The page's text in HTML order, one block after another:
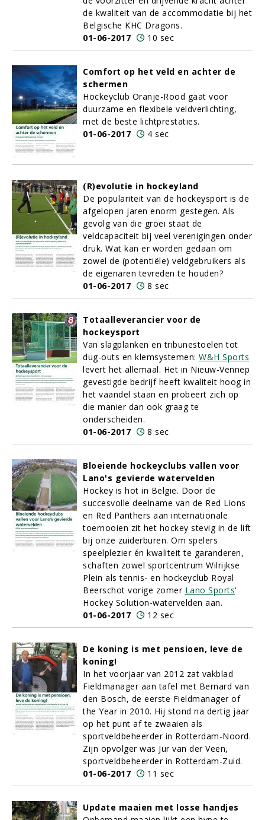
de kwaliteit van de accommodatie bij het
Belgische KHC Dragons.
01-06-2017
10 sec
Comfort op het veld en achter de
schermen
Hockeyclub Oranje-Rood gaat voor
duurzame en flexibele veldverlichting,
met de beste lichtprestaties.
01-06-2017
4 sec
(R)evolutie in hockeyland
De populariteit van de hockeysport is de
afgelopen jaren enorm gestegen. Als
gevolg van die groei staat de
veldcapaciteit bij veel verenigingen onder
druk. Wat kan er worden gedaan om
zowel de (potentiële) veldgebruikers als
de eigenaren tevreden te houden?
01-06-2017
8 sec
Totaalleverancier voor de
hockeysport
Van slagplanken en tribunestoelen tot
dug-outs en klemsystemen: W&H Sports
levert het allemaal. Het in Nieuw-Vennep
gevestigde bedrijf heeft kwaliteit hoog in
het vaandel staan en probeert zich op
die manier dan ook graag te
onderscheiden.
01-06-2017
8 sec
Bloeiende hockeyclubs vallen voor
Lano's gevierde watervelden
Hockey is hot in België. Door de
succesvolle deelname van de Red Lions
en Red Panthers aan internationale
toernooien zit het hockey stevig in de lift
bij onze zuiderburen. Om spelers
speelplezier én kwaliteit te garanderen,
schaften zowel sportcentrum Wilrijkse
Plein als tennis- en hockeyclub Royal
Beerschot vorige zomer Lano Sports'
Hockey Solution-watervelden aan.
01-06-2017
12 sec
De koning is met pensioen, leve de
koning!
In het voorjaar van 2012 zat vakblad
Fieldmanager aan tafel met Bernard van
den Bosch, de eerste Fieldmanager of
the Year in 2010. Hij stond na dertig jaar
op het punt af te zwaaien als
sportveldbeheerder in Rotterdam-Noord.
Zijn opvolger was Jur van der Veen,
sportveldbeheerder in Rotterdam-Zuid.
01-06-2017
11 sec
Update maaien met losse handjes